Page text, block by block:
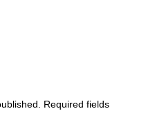
Required fields